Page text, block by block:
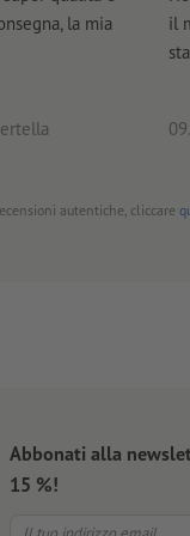
la mia
il
autentiche, cliccare
Abbonati alla
15 %!